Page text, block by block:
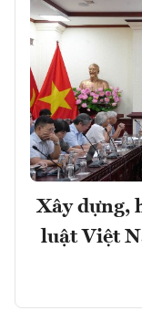
Xây dựng,
luật Việt